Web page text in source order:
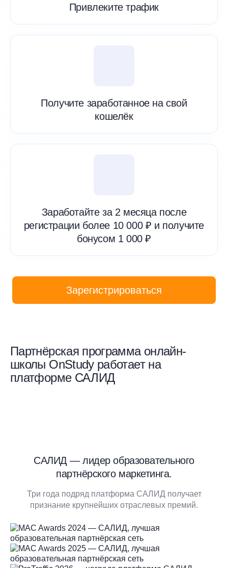
Привлеките трафик
Получите заработанное на свой
кошелёк
Заработайте за 2 месяца после
регистрации более 10 000 ₽ и получите
бонусом 1 000 ₽
Зарегистрироваться
Партнёрская программа онлайн-
школы OnStudy работает на
платформе САЛИД
САЛИД — лидер образовательного
партнёрского маркетинга.
Три года подряд платформа САЛИД получает
признание крупнейших отраслевых премий.